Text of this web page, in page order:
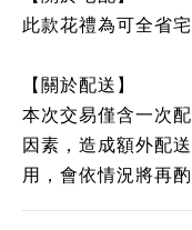
此款花禮為可全省
【關於配送】
本次交易僅含一次
因素，造成額外配
用，會依情況將再酌